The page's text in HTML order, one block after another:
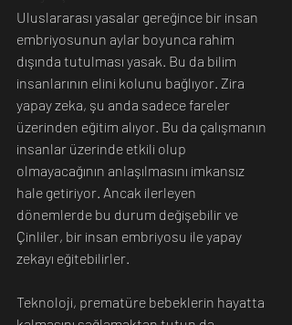
Uluslararası yasalar gereğince bir insan
embriyosunun aylar boyunca rahim
dışında tutulması yasak. Bu da bilim
insanlarının elini kolunu bağlıyor. Zira
yapay zeka, şu anda sadece fareler
üzerinden eğitim alıyor. Bu da çalışmanın
insanlar üzerinde etkili olup
olmayacağının anlaşılmasını imkansız
hale getiriyor. Ancak ilerleyen
dönemlerde bu durum değişebilir ve
Çinliler, bir insan embriyosu ile yapay
zekayı eğitebilirler.
Teknoloji, prematüre bebeklerin hayatta